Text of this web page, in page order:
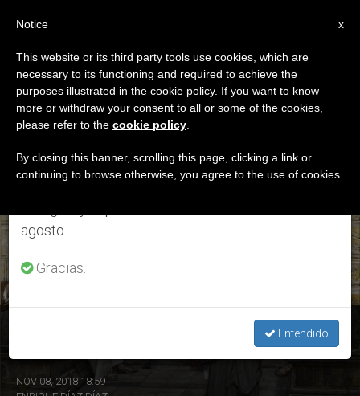
ETIQUETA
Posts Tagged ‘viuda
Pobre’
ÚLTIMAS NOTICIAS
NOV 08, 2018 18:59
×
Aviso importante
Del 27 de julio al 7 de agosto haremos la pausa
anual, aprovechando que en el periodo de verano
se generan menos informaciones y también el
agosto.
Gracias.
Entendido
x
Notice
This website or its third party tools use cookies, which are
necessary to its functioning and required to achieve the
purposes illustrated in the cookie policy. If you want to know
more or withdraw your consent to all or some of the cookies,
please refer to the cookie policy
By closing this banner, scrolling this page, clicking a link or
continuing to browse otherwise, you agree to the use of cookies.